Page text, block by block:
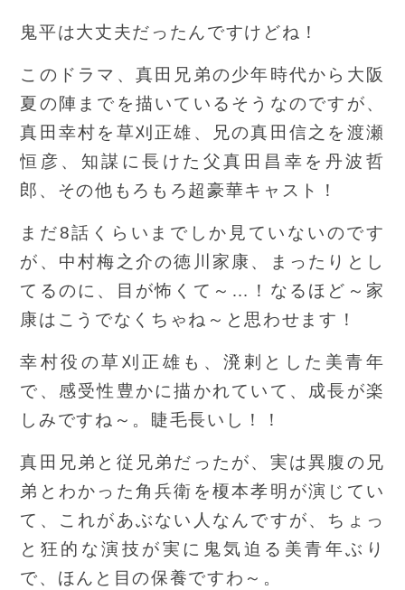
鬼平は大丈夫だったんですけどね！
このドラマ、真田兄弟の少年時代から大阪
夏の陣までを描いているそうなのですが、
真田幸村を草刈正雄、兄の真田信之を渡瀬
恒彦、知謀に長けた父真田昌幸を丹波哲
郎、その他もろもろ超豪華キャスト！
まだ8話くらいまでしか見ていないのです
が、中村梅之介の徳川家康、まったりとし
てるのに、目が怖くて～…！なるほど～家
康はこうでなくちゃね～と思わせます！
幸村役の草刈正雄も、溌剌とした美青年
で、感受性豊かに描かれていて、成長が楽
しみですね～。睫毛長いし！！
真田兄弟と従兄弟だったが、実は異腹の兄
弟とわかった角兵衛を榎本孝明が演じてい
て、これがあぶない人なんですが、ちょっ
と狂的な演技が実に鬼気迫る美青年ぶり
で、ほんと目の保養ですわ～。